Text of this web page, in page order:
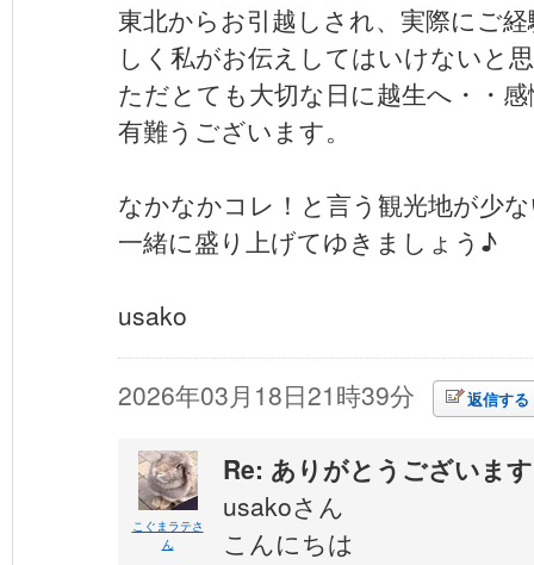
東北からお引越しされ、実際にご
しく私がお伝えしてはいけないと
ただとても大切な日に越生へ・・
有難うございます。
なかなかコレ！と言う観光地が少
一緒に盛り上げてゆきましょう♪
usako
2026年03月18日21時39分 返信する
こぐまラテさ
ん
Re: ありがとうございま
usakoさん
こんにちは